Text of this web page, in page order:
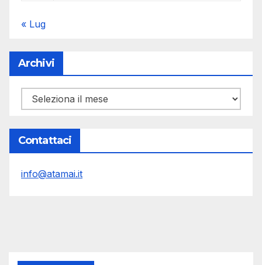
« Lug
Archivi
Archivi
Contattaci
info@atamai.it